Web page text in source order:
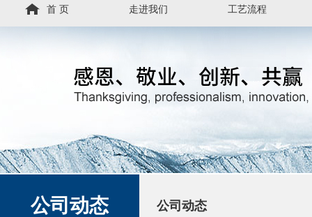
首 页 走进我们 工艺流程
公司动态 公司动态